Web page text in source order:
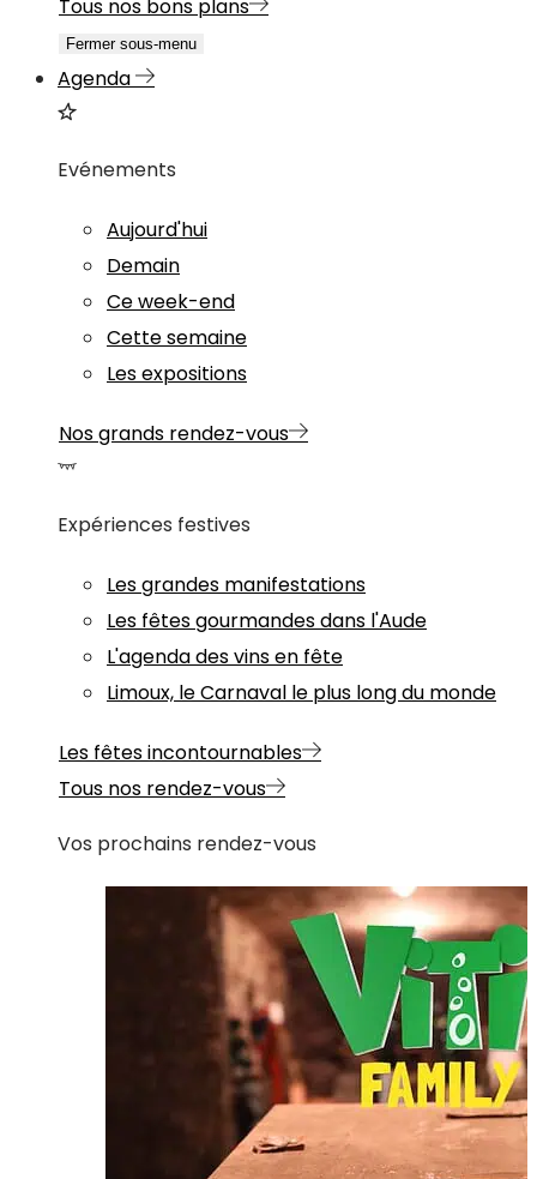
Tous nos bons plans
Fermer sous-menu
Agenda
Evénements
Aujourd'hui
Demain
Ce week-end
Cette semaine
Les expositions
Nos grands rendez-vous
Expériences festives
Les grandes manifestations
Les fêtes gourmandes dans l'Aude
L'agenda des vins en fête
Limoux, le Carnaval le plus long du monde
Les fêtes incontournables
Tous nos rendez-vous
Vos prochains rendez-vous